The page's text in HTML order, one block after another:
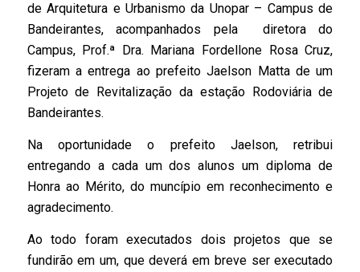
de Arquitetura e Urbanismo da Unopar – Campus de
Bandeirantes, acompanhados pela diretora do
Campus, Prof.ª Dra. Mariana Fordellone Rosa Cruz,
fizeram a entrega ao prefeito Jaelson Matta de um
Projeto de Revitalização da estação Rodoviária de
Bandeirantes.
Na oportunidade o prefeito Jaelson, retribui
entregando a cada um dos alunos um diploma de
Honra ao Mérito, do muncípio em reconhecimento e
agradecimento.
Ao todo foram executados dois projetos que se
fundirão em um, que deverá em breve ser executado